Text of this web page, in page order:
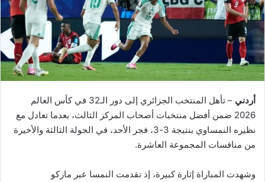
أردني
– تأهل المنتخب الجزائري إلى دور الـ32 في كأس العالم
2026 ضمن أفضل منتخبات أصحاب المركز الثالث، بعدما تعادل مع
نظيره النمساوي بنتيجة 3-3، فجر الأحد، في الجولة الثالثة والأخيرة
من منافسات المجموعة العاشرة.
وشهدت المباراة إثارة كبيرة، إذ تقدمت النمسا عبر ماركو